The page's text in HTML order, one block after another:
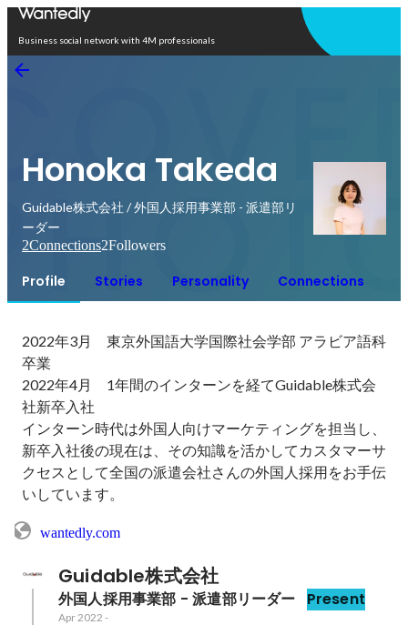
Business social network with 4M professionals
Honoka Takeda
Guidable株式会社 / 外国人採用事業部 - 派遣部リ
ーダー
2Connections2Followers
Profile Stories Personality Connections
2022年3月　東京外国語大学国際社会学部 アラビア語科
卒業
2022年4月　1年間のインターンを経てGuidable株式会
社新卒入社
インターン時代は外国人向けマーケティングを担当し、
新卒入社後の現在は、その知識を活かしてカスタマーサ
クセスとして全国の派遣会社さんの外国人採用をお手伝
いしています。
wantedly.com
Guidable株式会社
外国人採用事業部 - 派遣部リーダー Present
Apr 2022 -